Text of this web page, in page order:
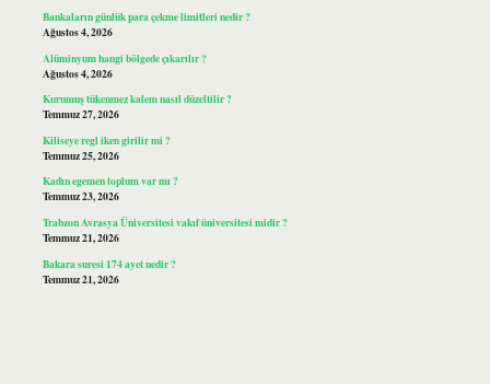
Bankaların günlük para çekme limitleri nedir ?
Ağustos 4, 2026
Alüminyum hangi bölgede çıkarılır ?
Ağustos 4, 2026
Kurumuş tükenmez kalem nasıl düzeltilir ?
Temmuz 27, 2026
Kiliseye regl iken girilir mi ?
Temmuz 25, 2026
Kadın egemen toplum var mı ?
Temmuz 23, 2026
Trabzon Avrasya Üniversitesi vakıf üniversitesi midir ?
Temmuz 21, 2026
Bakara suresi 174 ayet nedir ?
Temmuz 21, 2026